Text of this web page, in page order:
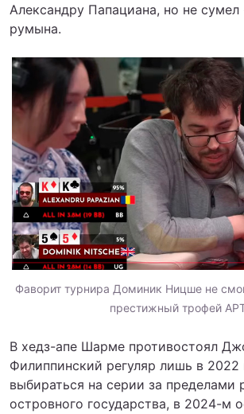
Александру Папациана, но не сумел
румына.
Фаворит турнира Доминик Ницше не
престижный трофей
В хедз-апе Шарме противостоял
Филиппинский регуляр лишь в 2022
выбираться на серии за пределами
островного государства, в 2024-м